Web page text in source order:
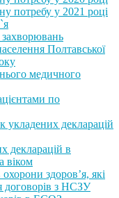
потребу у 2021 році
Полтавської
медичного
по
укладених декларацій
декларацій в
віком
здоров’я, які
з НСЗУ